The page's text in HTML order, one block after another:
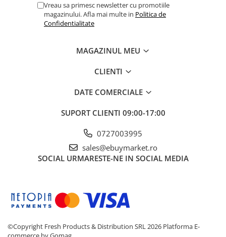
Vreau sa primesc newsletter cu promotiile
magazinului. Afla mai multe in Politica de
Confidentialitate
MAGAZINUL MEU
CLIENTI
DATE COMERCIALE
SUPORT CLIENTI 09:00-17:00
0727003995
sales@ebuymarket.ro
SOCIAL URMARESTE-NE IN SOCIAL MEDIA
©Copyright Fresh Products & Distribution SRL 2026 Platforma E-